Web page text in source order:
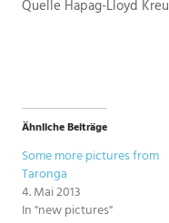
Quelle Hapag-Lloyd
Ähnliche Beiträge
Some more pictures from
Taronga
4. Mai 2013
In "new pictures"